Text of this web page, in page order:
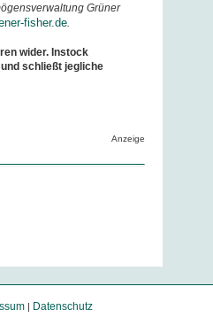
Grüner
fisher.de
wider. Instock
schließt jegliche
Anzeige
| Datenschutz